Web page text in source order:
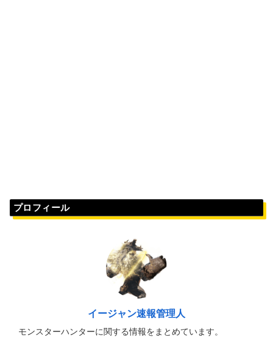
プロフィール
イージャン速報管理人
モンスターハンターに関する情報をまとめています。